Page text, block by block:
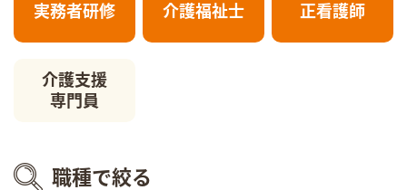
実務者研修 介護福祉士 正看護師
介護支援
専門員
職種で絞る